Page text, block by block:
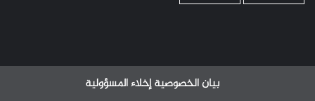
بيان الخصوصية إخلاء المسؤولية